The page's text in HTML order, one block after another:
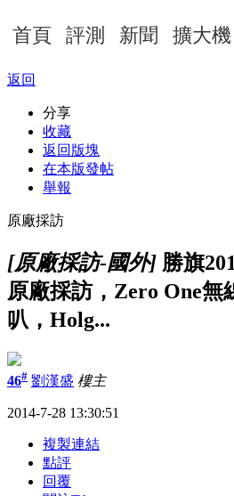
首頁 評測 新聞 擴大機
返回
分享
收藏
返回版塊
在本版發帖
舉報
原廠採訪
[原廠採訪-國外] 勝旗
原廠採訪，Zero One無
叭，Holg...
46# 劉漢盛 樓主
2014-7-28 13:30:51
複製連結
點評
回覆